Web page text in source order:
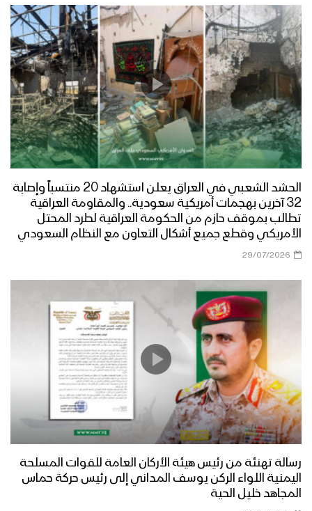
الحشد الشعبي في العراق يعلن استشهاد 20 منتسباً وإصابة
32 آخرين بهجمات أمريكية سعودية.. والمقاومة العراقية
تطالب بموقف حازم من الحكومة العراقية لطرد المحتل
الأمريكي وقطع جميع أشكال التعاون مع النظام السعودي
29/07/2026
رسالة تهنئة من رئيس هيئة الأركان العامة للقوات المسلحة
اليمنية اللواء الركن يوسف المداني إلى رئيس حركة حماس
المجاهد خليل الحية